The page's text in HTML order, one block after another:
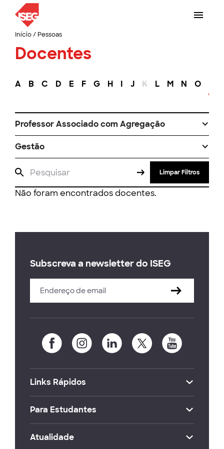
Início/ Pessoas
Docentes
A B C D E F G H I J K L M N O
Professor Associado com Agregação
Gestão
Limpar Filtros
Não foram encontrados docentes.
Subscreva a newsletter do ISEG
Links Rápidos
Para Estudantes
Atualidade